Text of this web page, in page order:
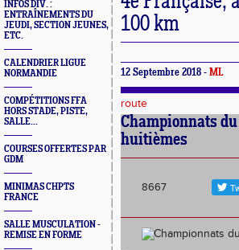
INFOS DIV. :
ENTRAÎNEMENTS DU
JEUDI, SECTION JEUNES,
ETC.
CALENDRIER LIGUE
NORMANDIE
COMPÉTITIONS FFA
HORS STADE, PISTE,
SALLE...
COURSES OFFERTES PAR
GDM
MINIMAS CHPTS
FRANCE
SALLE MUSCULATION -
REMISE EN FORME
100 km
12 Septembre 2018 - ML
route
Championnats
huitièmes
8667